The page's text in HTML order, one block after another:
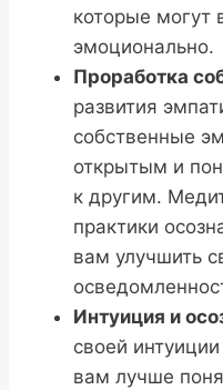
которые могут
эмоционально.
Проработка
развития
собственные
открытым и
к другим.
практики
вам улучшить
Интуиция и
своей
вам лучше